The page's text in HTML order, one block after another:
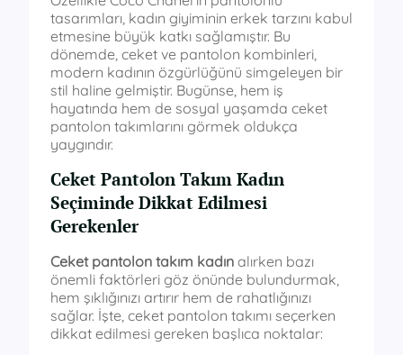
tasarımları, kadın giyiminin erkek tarzını kabul
etmesine büyük katkı sağlamıştır. Bu
dönemde, ceket ve pantolon kombinleri,
modern kadının özgürlüğünü simgeleyen bir
stil haline gelmiştir. Bugünse, hem iş
hayatında hem de sosyal yaşamda ceket
pantolon takımlarını görmek oldukça
yaygındır.
Ceket Pantolon Takım Kadın
Seçiminde Dikkat Edilmesi
Gerekenler
Ceket pantolon takım kadın alırken bazı
önemli faktörleri göz önünde bulundurmak,
hem şıklığınızı artırır hem de rahatlığınızı
sağlar. İşte, ceket pantolon takımı seçerken
dikkat edilmesi gereken başlıca noktalar: